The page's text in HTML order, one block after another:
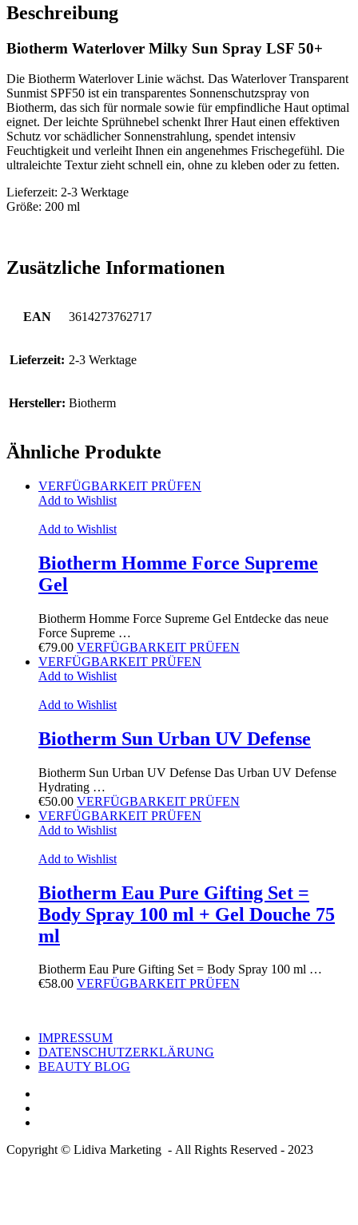
Beschreibung
Biotherm Waterlover Milky Sun Spray LSF 50+
Die Biotherm Waterlover Linie wächst. Das Waterlover Transparent
Sunmist SPF50 ist ein transparentes Sonnenschutzspray von
Biotherm, das sich für normale sowie für empfindliche Haut optimal
eignet. Der leichte Sprühnebel schenkt Ihrer Haut einen effektiven
Schutz vor schädlicher Sonnenstrahlung, spendet intensiv
Feuchtigkeit und verleiht Ihnen ein angenehmes Frischegefühl. Die
ultraleichte Textur zieht schnell ein, ohne zu kleben oder zu fetten.
Lieferzeit: 2-3 Werktage
Größe: 200 ml
Zusätzliche Informationen
EAN 3614273762717
Lieferzeit: 2-3 Werktage
Hersteller: Biotherm
Ähnliche Produkte
VERFÜGBARKEIT PRÜFEN
Add to Wishlist
Add to Wishlist
Biotherm Homme Force Supreme
Gel
Biotherm Homme Force Supreme Gel Entdecke das neue
Force Supreme …
€79.00 VERFÜGBARKEIT PRÜFEN
VERFÜGBARKEIT PRÜFEN
Add to Wishlist
Add to Wishlist
Biotherm Sun Urban UV Defense
Biotherm Sun Urban UV Defense Das Urban UV Defense
Hydrating …
€50.00 VERFÜGBARKEIT PRÜFEN
VERFÜGBARKEIT PRÜFEN
Add to Wishlist
Add to Wishlist
Biotherm Eau Pure Gifting Set =
Body Spray 100 ml + Gel Douche 75
ml
Biotherm Eau Pure Gifting Set = Body Spray 100 ml …
€58.00 VERFÜGBARKEIT PRÜFEN
IMPRESSUM
DATENSCHUTZERKLÄRUNG
BEAUTY BLOG
Copyright © Lidiva Marketing - All Rights Reserved - 2023